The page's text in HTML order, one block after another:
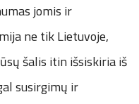
jomis ir
ne tik Lietuvoje,
šalis itin išsiskiria iš
susirgimų ir